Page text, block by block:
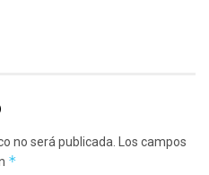
no será publicada.
Los campos
*